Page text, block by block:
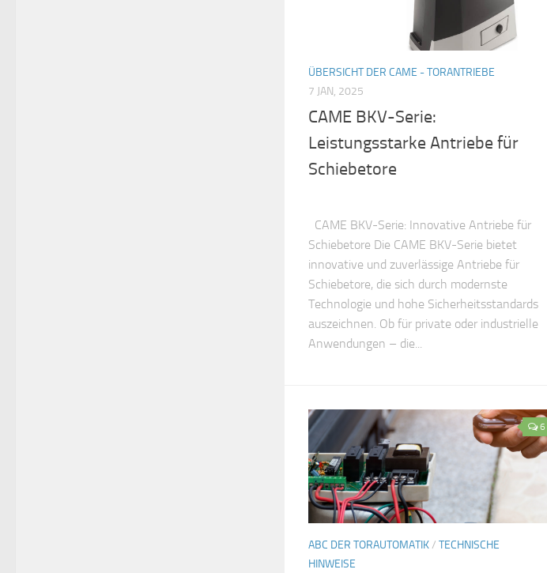
ÜBERSICHT DER CAME - TORANTRIEBE
7 JAN, 2025
CAME BKV-Serie:
Leistungsstarke Antriebe für
Schiebetore
CAME BKV-Serie: Innovative Antriebe für
Schiebetore Die CAME BKV-Serie bietet
innovative und zuverlässige Antriebe für
Schiebetore, die sich durch modernste
Technologie und hohe Sicherheitsstandards
auszeichnen. Ob für private oder industrielle
Anwendungen – die...
6
ABC DER TORAUTOMATIK/ TECHNISCHE
HINWEISE